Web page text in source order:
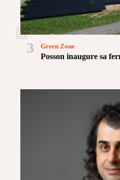
3
Posson inaugure sa
Green Zone